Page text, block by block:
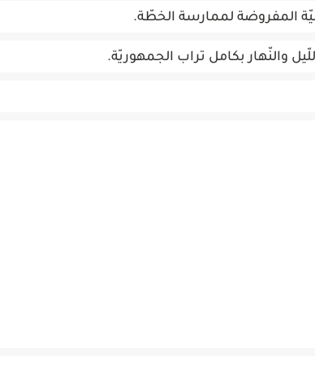
المفروضة لممارسة الخطّة.
والنّهار بكامل تراب الجمهوريّة.